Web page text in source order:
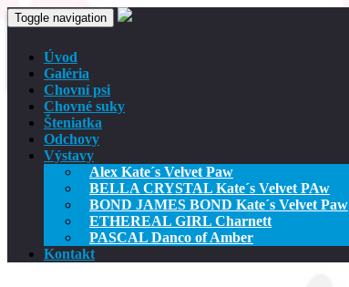
Toggle navigation
Úvod
Galéria
Chovní psi
Chovné suky
Šteniatka
Odchovy
Výstavy
Alex Kate´s Velvet Paw
BELLA CRYSTAL Kate´s Velvet PAw
BOND JAMES BOND Kate´s Velvet Paw
ETHEREAL GIRL Charnett
PASCAL Danco of Amber
Kontakt